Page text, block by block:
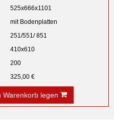
525x666x1101
mit Bodenplatten
251/551/ 851
410x610
200
325,00 €
Warenkorb legen